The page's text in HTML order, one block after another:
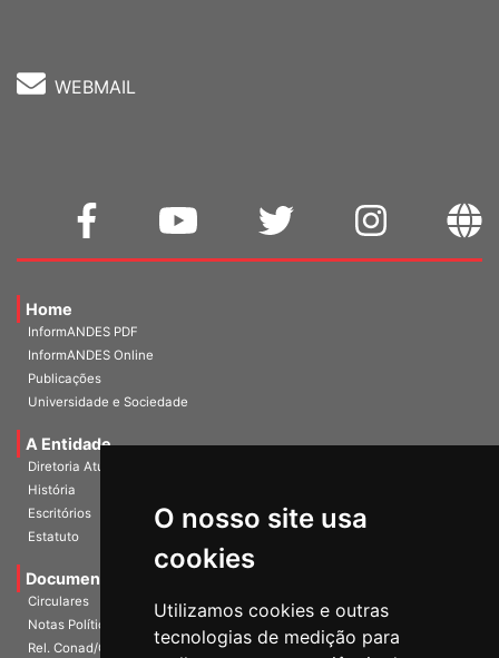
O nosso site usa
cookies
Utilizamos cookies e outras
tecnologias de medição para
WEBMAIL
Home
InformANDES PDF
InformANDES Online
Publicações
Universidade e Sociedade
A Entidade
Diretoria Atual
História
Escritórios
Estatuto
Documentos
Circulares
Notas Políticas
Rel. Conad/Congresso